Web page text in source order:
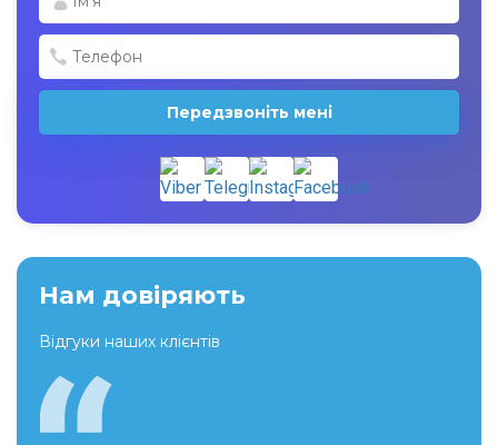
Передзвоніть мені
Нам довіряють
Відгуки наших клієнтів